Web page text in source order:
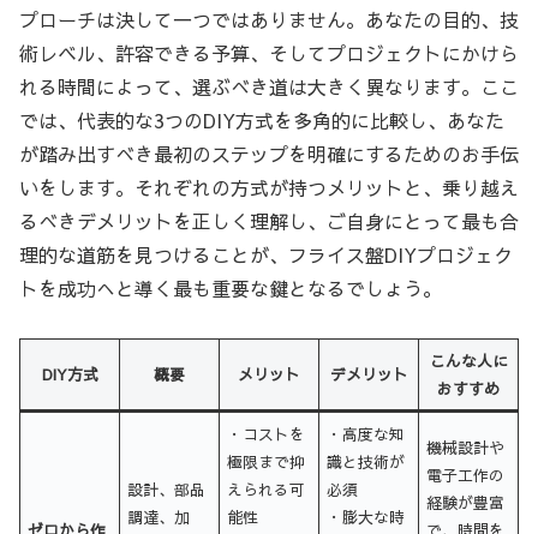
プローチは決して一つではありません。あなたの目的、技
術レベル、許容できる予算、そしてプロジェクトにかけら
れる時間によって、選ぶべき道は大きく異なります。ここ
では、代表的な3つのDIY方式を多角的に比較し、あなた
が踏み出すべき最初のステップを明確にするためのお手伝
いをします。それぞれの方式が持つメリットと、乗り越え
るべきデメリットを正しく理解し、ご自身にとって最も合
理的な道筋を見つけることが、フライス盤DIYプロジェク
トを成功へと導く最も重要な鍵となるでしょう。
DIY方式 概要 メリット デメリット
こんな人に
おすすめ
設計、部品
調達、加
・コストを
極限まで抑
えられる可
能性
・高度な知
識と技術が
必須
・膨大な時
機械設計や
電子工作の
経験が豊富